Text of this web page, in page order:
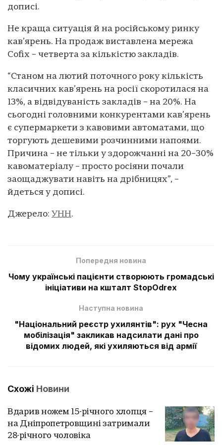
дописі.
Не краща ситуація й на російському ринку
кав’ярень. На продаж виставлена мережа
Cofix – четверта за кількістю закладів.
“Станом на лютий поточного року кількість
класичних кав’ярень на росії скоротилася на
13%, а відвідуваність закладів – на 20%. На
сьогодні головними конкурентами кав’ярень
є супермаркети з кавовими автоматами, що
торгують дешевими розчинними напоями.
Причина – не тільки у здорожчанні на 20–30%
кавоматеріалу – просто росіяни почали
заощаджувати навіть на дрібницях”, –
йдеться у дописі.
Джерело: УНН.
Попередня новина
Чому українські пацієнти створюють громадські
ініціативи на кшталт StopOdrex
Наступна новина
"Національний реєстр ухилянтів": рух "Чесна
мобілізація" закликав надсилати дані про
відомих людей, які ухиляються від армії
Схожі Новини
Вдарив ножем 15-річного хлопця –
на Дніпропетровщині затримали
28-річного чоловіка